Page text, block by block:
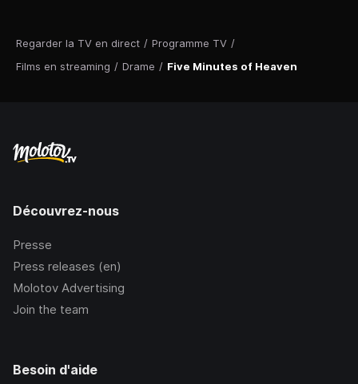
Regarder la TV en direct / Programme TV /
Films en streaming / Drame / Five Minutes of Heaven
Découvrez-nous
Presse
Press releases (en)
Molotov Advertising
Join the team
Besoin d'aide